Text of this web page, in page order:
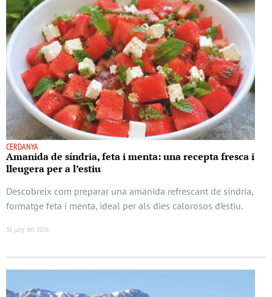
CERDANYA
Amanida de síndria, feta i menta: una recepta fresca i
lleugera per a l’estiu
Descobreix com preparar una amanida refrescant de síndria,
formatge feta i menta, ideal per als dies calorosos d’estiu.
30 juny del 2026